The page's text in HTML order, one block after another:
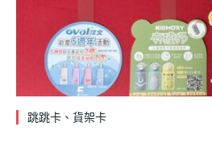
跳跳卡、貨架卡